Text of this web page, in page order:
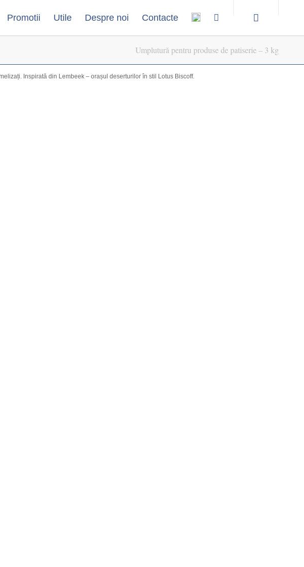
Promotii Utile Despre noi Contacte
Umplutură pentru produse de patiserie – 3 kg
Inspirată din Lembeek – orașul deserturilor în stil Lotus Biscoff.